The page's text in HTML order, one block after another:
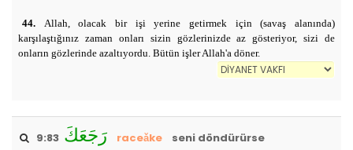
44. Allah, olacak bir işi yerine getirmek için (savaş alanında)
karşılaştığınız zaman onları sizin gözlerinizde az gösteriyor, sizi de
onların gözlerinde azaltıyordu. Bütün işler Allah'a döner.
9:83 رَجَعَكَ raceǎke
seni döndürürse